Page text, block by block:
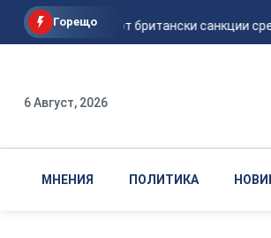
Горещо
Нов пакет от британски санкции
6 Август, 2026
МНЕНИЯ ПОЛИТИКА